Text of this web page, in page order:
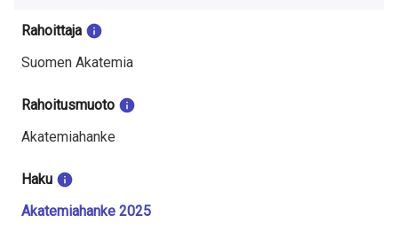
S
u
o
m
e
s
Rahoittaja
Suomen Akatemia
Rahoitusmuoto
Akatemiahanke
Haku
Akatemiahanke 2025